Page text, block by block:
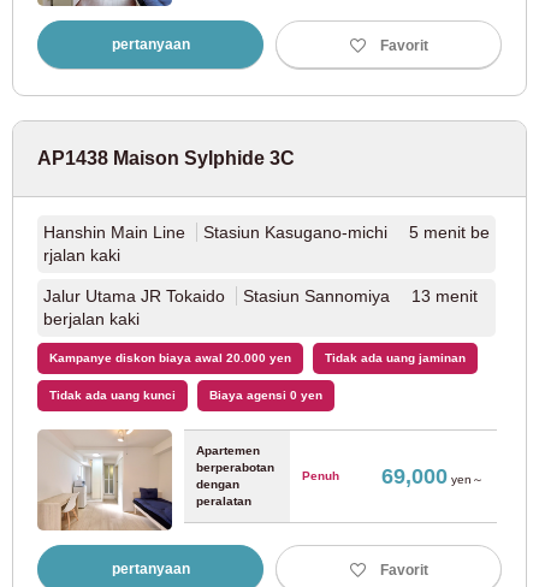
pertanyaan Favorit
AP1438 Maison Sylphide 3C
Hanshin Main Line
Stasiun Kasugano-michi 5 menit be
rjalan kaki
Jalur Utama JR Tokaido
Stasiun Sannomiya 13 menit
berjalan kaki
Kampanye diskon biaya awal 20.000 yen Tidak ada uang jaminan
Tidak ada uang kunci Biaya agensi 0 yen
Apartemen
berperabotan
dengan
peralatan
Penuh 69,000yen～
pertanyaan Favorit
Jalur Seibu Kokubunji
Jalur Keio (108)
Jalur Baru Keio (20)
Jalur Keio Inokashira (45)
Jalur Keio Sagamihara (3)
Jalur Keio Takao (1)
Kereta Listrik Odakyu